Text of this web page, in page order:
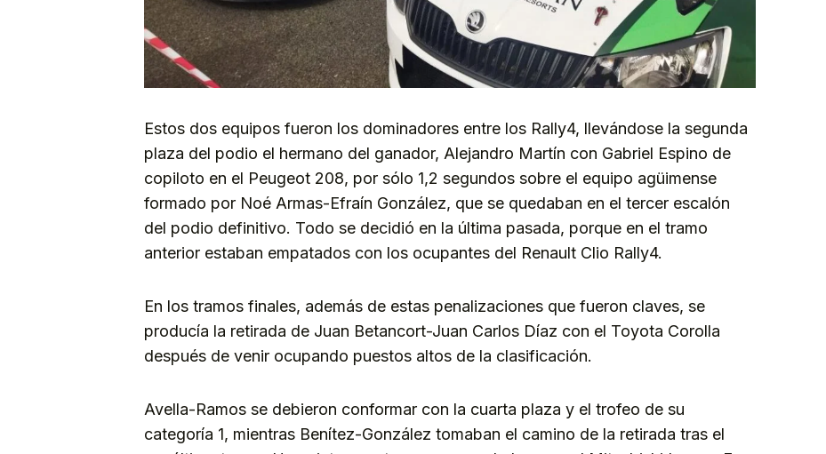
Estos dos equipos fueron los dominadores entre los Rally4, llevándose la segunda
plaza del podio el hermano del ganador, Alejandro Martín con Gabriel Espino de
copiloto en el Peugeot 208, por sólo 1,2 segundos sobre el equipo agüimense
formado por Noé Armas-Efraín González, que se quedaban en el tercer escalón
del podio definitivo. Todo se decidió en la última pasada, porque en el tramo
anterior estaban empatados con los ocupantes del Renault Clio Rally4.
En los tramos finales, además de estas penalizaciones que fueron claves, se
producía la retirada de Juan Betancort-Juan Carlos Díaz con el Toyota Corolla
después de venir ocupando puestos altos de la clasificación.
Avella-Ramos se debieron conformar con la cuarta plaza y el trofeo de su
categoría 1, mientras Benítez-González tomaban el camino de la retirada tras el